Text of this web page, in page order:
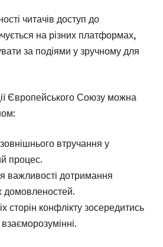
читачів доступ до
на різних платформах,
за подіями у зручному для
Європейського Союзу можна
втручання у
процес.
важливості дотримання
домовленостей.
сторін конфлікту зосередитись
взаєморозумінні.